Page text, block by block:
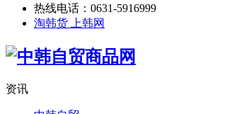
热线电话：0631-5916999
淘韩货 上韩网
资讯